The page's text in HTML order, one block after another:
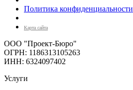
Политика конфиденциальности
Карта сайта
ООО "Проект-Бюро"
ОГРН: 1186313105263
ИНН: 6324097402
Услуги